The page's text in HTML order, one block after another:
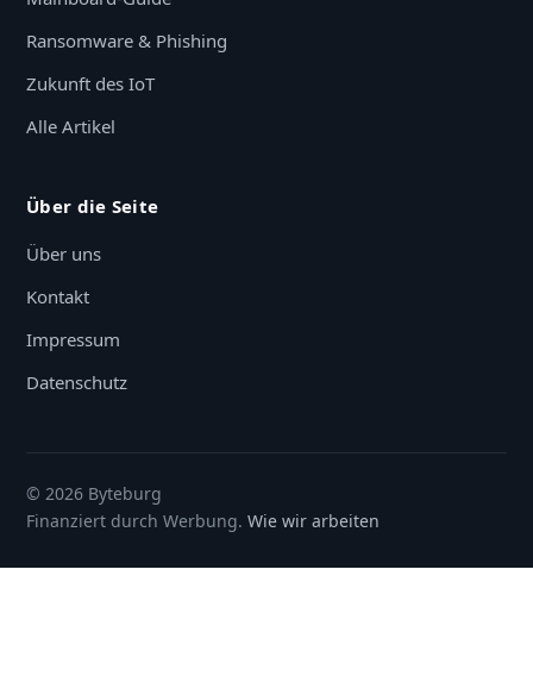
Ransomware & Phishing
Zukunft des IoT
Alle Artikel
Über die Seite
Über uns
Kontakt
Impressum
Datenschutz
© 2026 Byteburg
Finanziert durch Werbung. Wie wir arbeiten